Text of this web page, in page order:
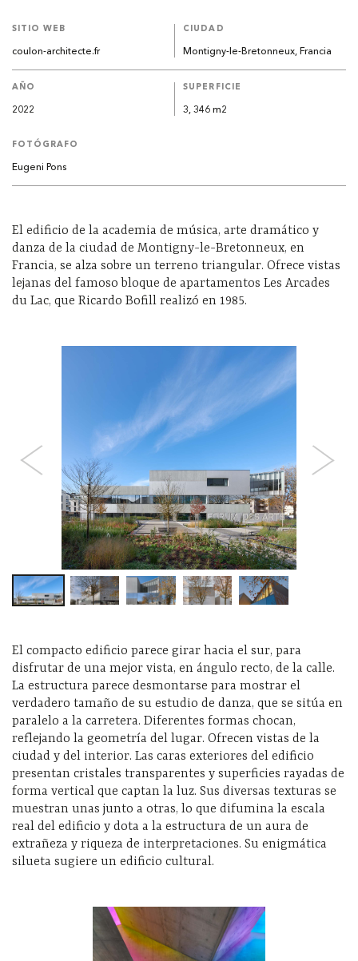
SITIO WEB
coulon-architecte.fr
CIUDAD
Montigny-le-Bretonneux, Francia
AÑO
2022
SUPERFICIE
3, 346 m2
FOTÓGRAFO
Eugeni Pons
El edificio de la academia de música, arte dramático y
danza de la ciudad de Montigny-le-Bretonneux, en
Francia, se alza sobre un terreno triangular. Ofrece vistas
lejanas del famoso bloque de apartamentos Les Arcades
du Lac, que Ricardo Bofill realizó en 1985.
El compacto edificio parece girar hacia el sur, para
disfrutar de una mejor vista, en ángulo recto, de la calle.
La estructura parece desmontarse para mostrar el
verdadero tamaño de su estudio de danza, que se sitúa en
paralelo a la carretera. Diferentes formas chocan,
reflejando la geometría del lugar. Ofrecen vistas de la
ciudad y del interior. Las caras exteriores del edificio
presentan cristales transparentes y superficies rayadas de
forma vertical que captan la luz. Sus diversas texturas se
muestran unas junto a otras, lo que difumina la escala
real del edificio y dota a la estructura de un aura de
extrañeza y riqueza de interpretaciones. Su enigmática
silueta sugiere un edificio cultural.